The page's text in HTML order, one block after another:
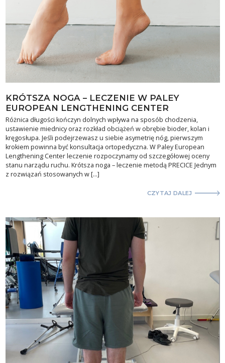
KRÓTSZA NOGA – LECZENIE W PALEY
EUROPEAN LENGTHENING CENTER
Różnica długości kończyn dolnych wpływa na sposób chodzenia,
ustawienie miednicy oraz rozkład obciążeń w obrębie bioder, kolan i
kręgosłupa. Jeśli podejrzewasz u siebie asymetrię nóg, pierwszym
krokiem powinna być konsultacja ortopedyczna. W Paley European
Lengthening Center leczenie rozpoczynamy od szczegółowej oceny
stanu narządu ruchu. Krótsza noga – leczenie metodą PRECICE Jednym
z rozwiązań stosowanych w […]
CZYTAJ DALEJ